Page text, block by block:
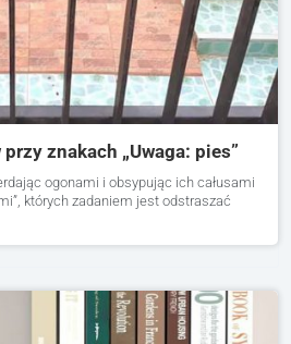
znakach „Uwaga: pies”
ogonami i obsypując ich całusami
których zadaniem jest odstraszać